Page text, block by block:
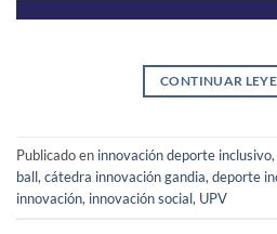
CONTINUAR
Publicado en innovación deporte inclusivo,
ball, cátedra innovación gandia, deporte
innovación, innovación social, UPV